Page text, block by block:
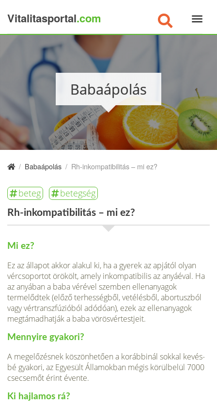
Vitalitasportal.com
Babaápolás
/ Babaápolás / Rh-inkompatibilitás – mi ez?
beteg betegség
Rh-inkompatibilitás – mi ez?
Mi ez?
Ez az állapot akkor alakul ki, ha a gyerek az apjától olyan
vércsoportot örökölt, amely inkompatibilis az anyáé­val. Ha
az anyában a baba vérével szem­ben ellenanyagok
termelődtek (előző ter­hességből, vetélésből, abortuszból
vagy vértranszfúzióból adódóan), ezek az el­lenanyagok
megtámadhatják a baba vö­rösvértestjeit.
Mennyire gyakori?
A megelőzésnek kö­szönhetően a korábbinál sokkal kevés­
bé gyakori, az Egyesült Államokban mégis körülbelül 7000
csecsemőt érint évente.
Ki hajlamos rá?
×